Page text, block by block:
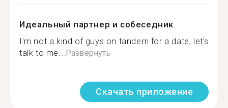
Идеальный партнер и собеседник
I'm not a kind of guys on tandem for a date, let's
talk to me...Развернуть
Скачать приложение